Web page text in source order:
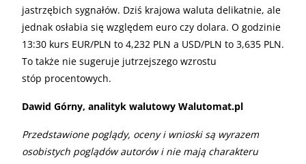
jastrzębich sygnałów. Dziś krajowa waluta delikatnie, ale
jednak osłabia się względem euro czy dolara. O godzinie
13:30 kurs EUR/PLN to 4,232 PLN a USD/PLN to 3,635 PLN.
To także nie sugeruje jutrzejszego wzrostu
stóp procentowych.
Dawid Górny, analityk walutowy Walutomat.pl
Przedstawione poglądy, oceny i wnioski są wyrazem
osobistych poglądów autorów i nie mają charakteru